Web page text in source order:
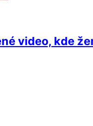
video, kde